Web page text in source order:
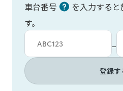
車台番号
を入力する
す。
車台カタシキ入力
−
車
登録す